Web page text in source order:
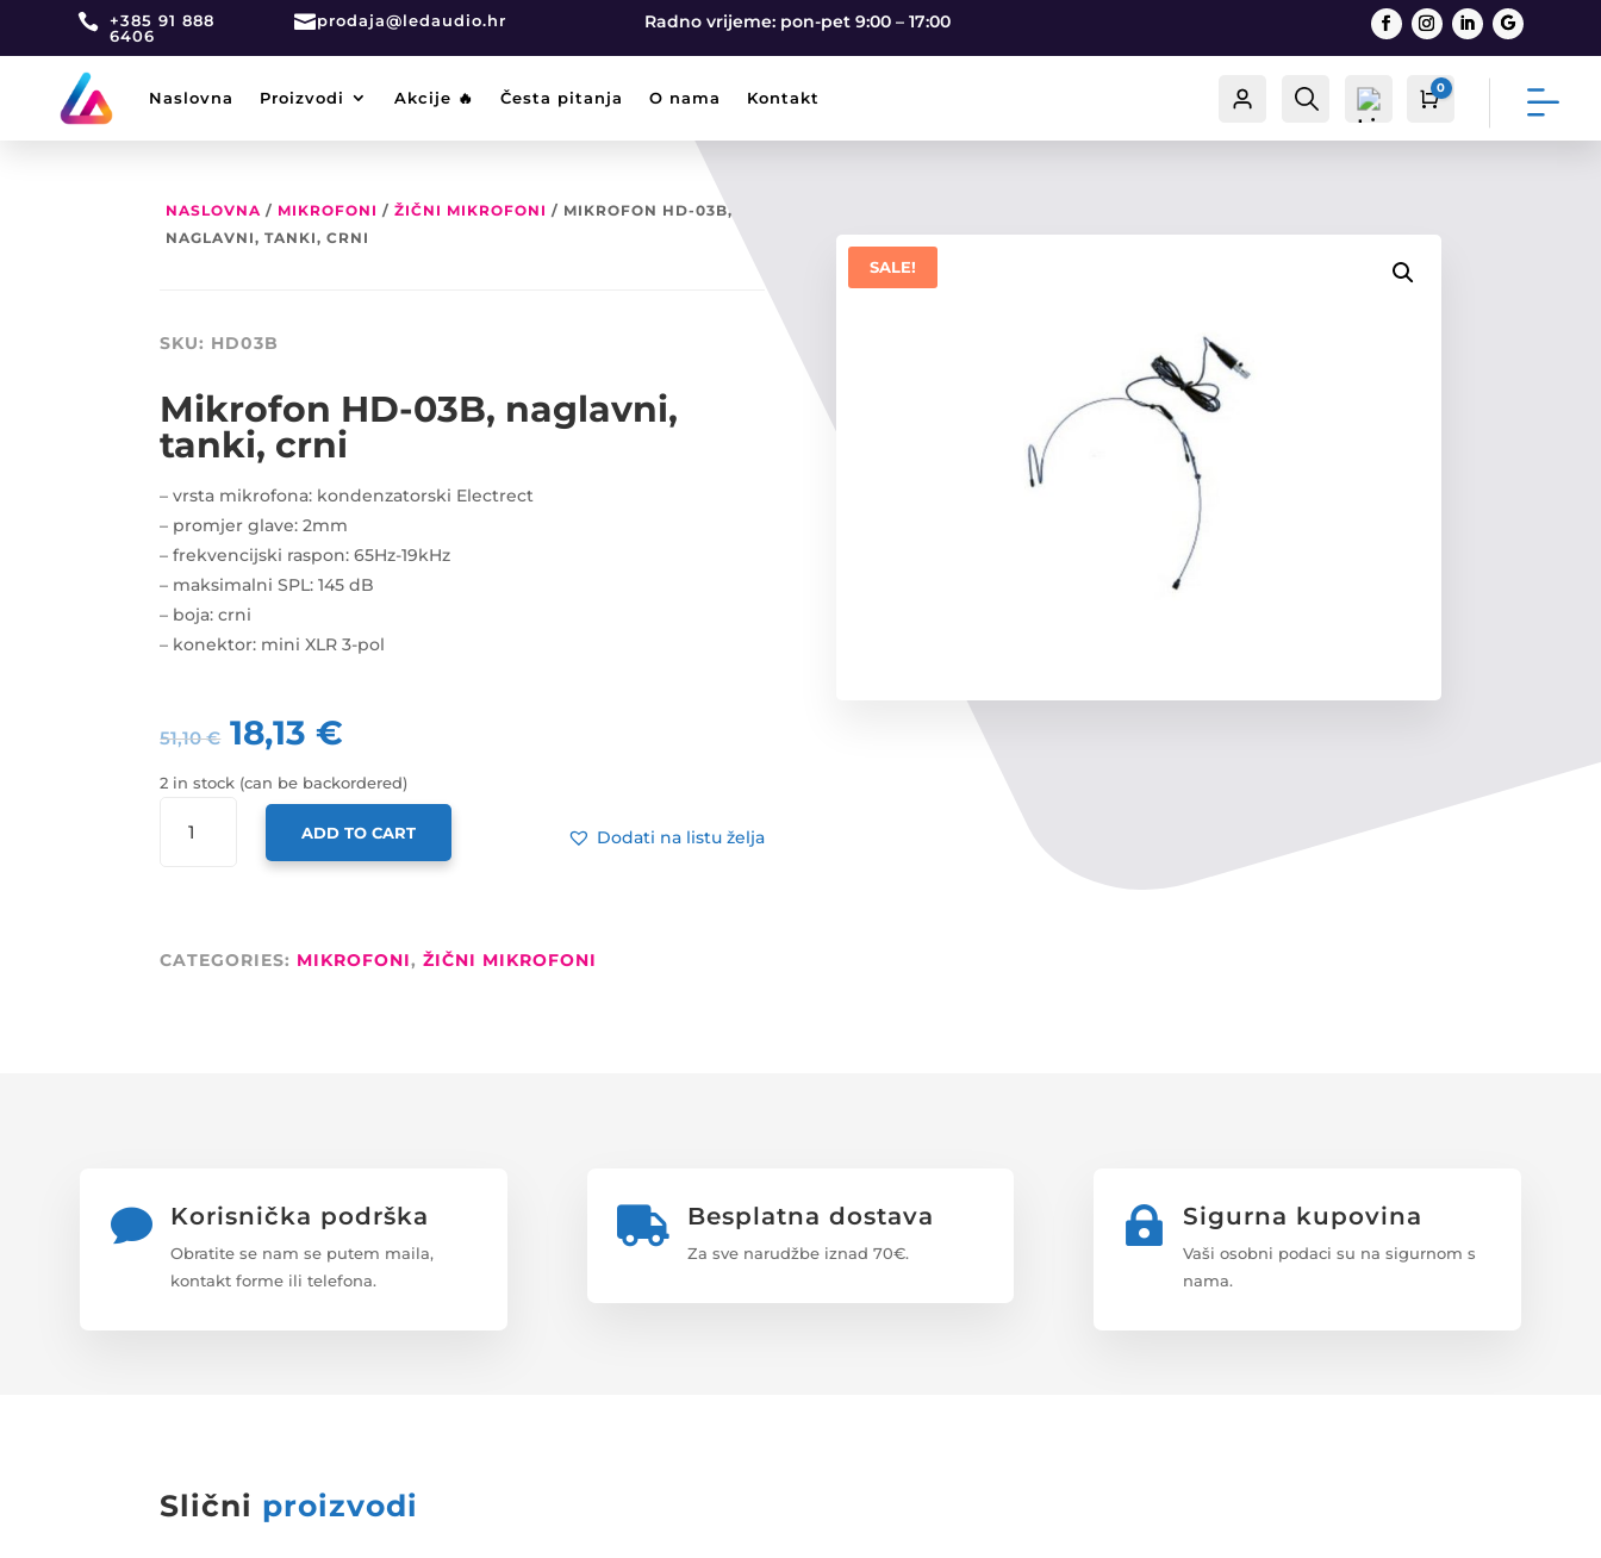
 +385 91 888
6406
prodaja@ledaudio.hr Radno vrijeme: pon-pet 9:00 – 17:00
Naslovna Proizvodi Akcije 🔥 Česta pitanja O nama Kontakt Račun Traži Cart
0
€
NASLOVNA / MIKROFONI /ŽIČNI MIKROFONI / MIKROFON HD-03B,
NAGLAVNI, TANKI, CRNI
SKU: HD03B
Mikrofon HD-03B, naglavni,
tanki, crni
– vrsta mikrofona: kondenzatorski Electrect
– promjer glave: 2mm
– frekvencijski raspon: 65Hz-19kHz
– maksimalni SPL: 145 dB
– boja: crni
– konektor: mini XLR 3-pol
51,10€ 18,13€
2 in stock (can be backordered)
ADD TO CART Dodati na listu želja
SALE!
CATEGORIES: MIKROFONI,ŽIČNI MIKROFONI
 Korisnička podrška
Obratite se nam se putem maila,
kontakt forme ili telefona.
 Besplatna dostava
Za sve narudžbe iznad 70€.
 Sigurna kupovina
Vaši osobni podaci su na sigurnom s
nama.
Slični proizvodi